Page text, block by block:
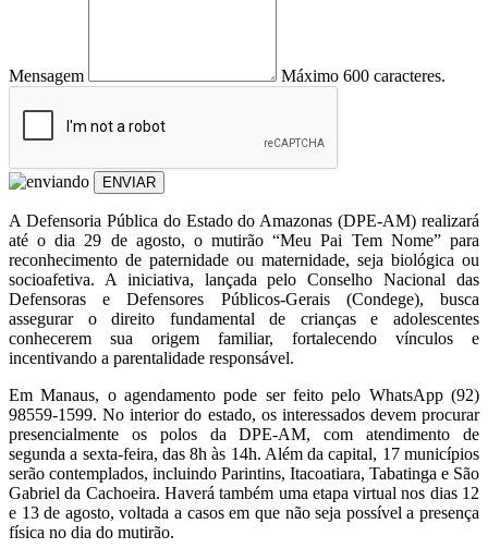
Mensagem Máximo 600 caracteres.
ENVIAR
A Defensoria Pública do Estado do Amazonas (DPE-AM) realizará
até o dia 29 de agosto, o mutirão “Meu Pai Tem Nome” para
reconhecimento de paternidade ou maternidade, seja biológica ou
socioafetiva. A iniciativa, lançada pelo Conselho Nacional das
Defensoras e Defensores Públicos-Gerais (Condege), busca
assegurar o direito fundamental de crianças e adolescentes
conhecerem sua origem familiar, fortalecendo vínculos e
incentivando a parentalidade responsável.
Em Manaus, o agendamento pode ser feito pelo WhatsApp (92)
98559-1599. No interior do estado, os interessados devem procurar
presencialmente os polos da DPE-AM, com atendimento de
segunda a sexta-feira, das 8h às 14h. Além da capital, 17 municípios
serão contemplados, incluindo Parintins, Itacoatiara, Tabatinga e São
Gabriel da Cachoeira. Haverá também uma etapa virtual nos dias 12
e 13 de agosto, voltada a casos em que não seja possível a presença
física no dia do mutirão.